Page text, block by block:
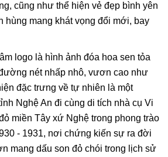
cũng như thể hiện vẻ đẹp bình yên
hùng mang khát vọng đổi mới, bay
logo là hình ảnh đóa hoa sen tỏa
nét nhấp nhô, vươn cao như
đặc trưng về tự nhiên là một
Nghệ An đi cùng di tích nhà cụ Vi
miền Tây xứ Nghệ trong phong trào
- 1931, nơi chứng kiến sự ra đời
mang dấu son đỏ chói trong lịch sử